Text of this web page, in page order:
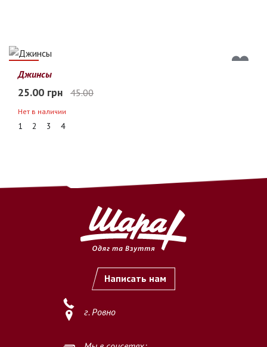
44%
Джинсы
25.00 грн 45.00
Нет в наличии
1 2 3 4
Написать нам
г. Ровно